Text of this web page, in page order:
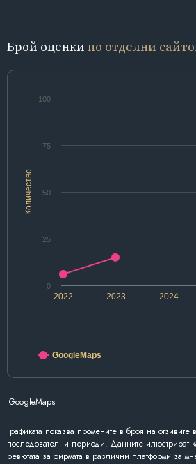
Брой оценки по отделни
Количество
2022 2024
2023
0
100
25
50
75
GoogleMaps
GoogleMaps
Графиката показва промените в броя на
последователни периоди. Данните илюстрират
ревютата за фирмата в различни платформи за